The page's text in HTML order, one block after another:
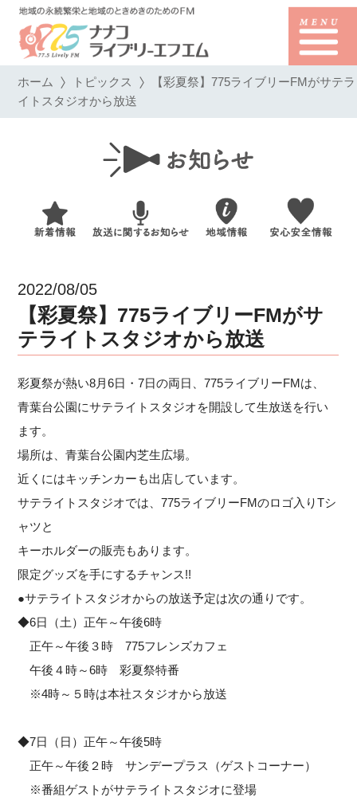
ホーム トピックス 【彩夏祭】775ライブリーFMがサテラ
イトスタジオから放送
2022/08/05
【彩夏祭】775ライブリーFMがサ
テライトスタジオから放送
彩夏祭が熱い8月6日・7日の両日、775ライブリーFMは、
青葉台公園にサテライトスタジオを開設して生放送を行い
ます。
場所は、青葉台公園内芝生広場。
近くにはキッチンカーも出店しています。
サテライトスタジオでは、775ライブリーFMのロゴ入りTシ
ャツと
キーホルダーの販売もあります。
限定グッズを手にするチャンス!!
●サテライトスタジオからの放送予定は次の通りです。
◆6日（土）正午～午後6時
正午～午後３時 775フレンズカフェ
午後４時～6時 彩夏祭特番
※4時～５時は本社スタジオから放送
◆7日（日）正午～午後5時
正午～午後２時 サンデープラス（ゲストコーナー）
※番組ゲストがサテライトスタジオに登場